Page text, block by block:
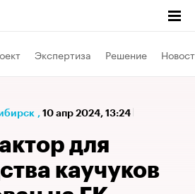
Экспертиза Решение
, 10 апр 2024, 13:24
для
каучуков